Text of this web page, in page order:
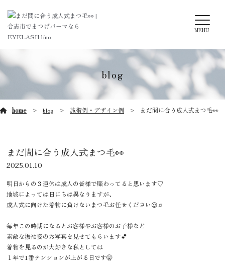
MENU
blog
home blog 施術例・デザイン例 まだ間に合う成人式まつ毛👀
まだ間に合う成人式まつ毛👀
2025.01.10
明日からの３連休は成人の皆様で賑わってると思います♡
地域によっては日にちは異なりますが、
成人式に向けた着物に負けないまつ毛お任せください😌♫
毎年この時期になるとお客様やお客様のお子様など
素敵な振袖姿のお写真を見せてもらいます💕
着物を見るのが大好きな私としては
１年で1番テンションが上がる日です🤫